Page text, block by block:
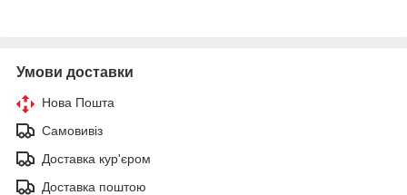
Умови доставки
Нова Пошта
Самовивіз
Доставка кур'єром
Доставка поштою